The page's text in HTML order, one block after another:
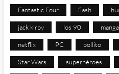
Fantastic Four flash
jack kirby los 90 manga
netflix PC pollito
Star Wars superhéroes